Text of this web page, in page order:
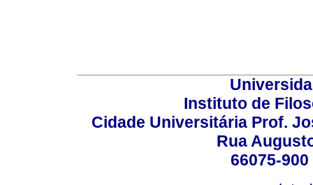
Instituto de
Cidade Universitária Prof.
Rua
66075-